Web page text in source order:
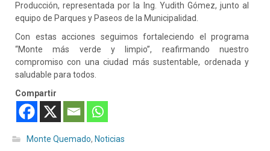
Producción, representada por la Ing. Yudith Gómez, junto al
equipo de Parques y Paseos de la Municipalidad.
Con estas acciones seguimos fortaleciendo el programa
“Monte más verde y limpio”, reafirmando nuestro
compromiso con una ciudad más sustentable, ordenada y
saludable para todos.
Compartir
Monte Quemado, Noticias